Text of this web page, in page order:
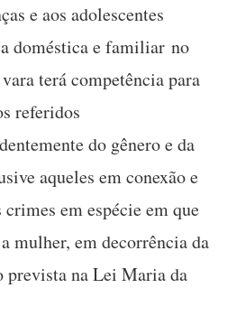
e aos adolescentes
doméstica e familiar no
terá competência para
referidos
do gênero e da
aqueles em conexão e
em espécie em que
mulher, em decorrência da
prevista na Lei Maria da